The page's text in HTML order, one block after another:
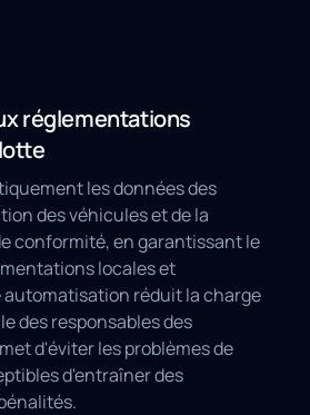
réglementations
les données des
des véhicules et de la
conformité, en garantissant le
locales et
réduit la charge
des responsables des
d'éviter les problèmes de
d'entraîner des